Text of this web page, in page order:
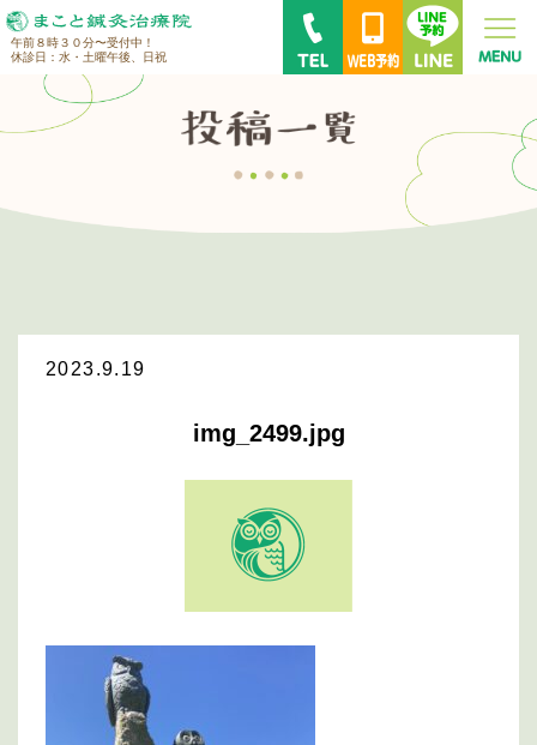
午前８時３０分〜受付中！
休診日：水・土曜午後、日祝
2023.9.19
img_2499.jpg